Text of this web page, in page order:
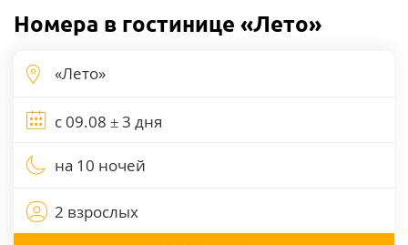
Номера в гостинице «Лето»
на 10 ночей
2 взрослых